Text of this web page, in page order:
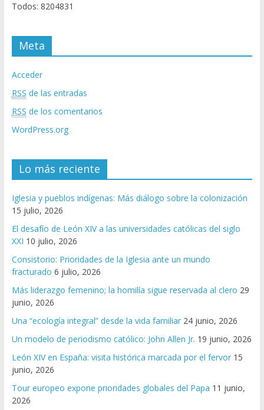
Todos: 8204831
Meta
Acceder
RSS de las entradas
RSS de los comentarios
WordPress.org
Lo más reciente
Iglesia y pueblos indígenas: Más diálogo sobre la colonización
15 julio, 2026
El desafío de León XIV a las universidades católicas del siglo
XXI 10 julio, 2026
Consistorio: Prioridades de la Iglesia ante un mundo
fracturado 6 julio, 2026
Más liderazgo femenino; la homilía sigue reservada al clero 29
junio, 2026
Una “ecología integral” desde la vida familiar 24 junio, 2026
Un modelo de periodismo católico: John Allen Jr. 19 junio, 2026
León XIV en España: visita histórica marcada por el fervor 15
junio, 2026
Tour europeo expone prioridades globales del Papa 11 junio,
2026